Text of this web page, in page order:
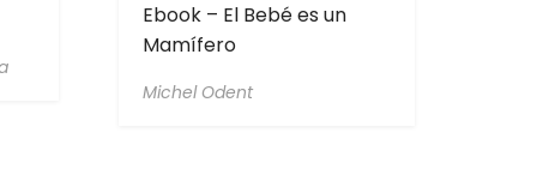
Ebook – El Bebé es un
Mamífero
Michel Odent